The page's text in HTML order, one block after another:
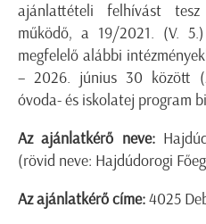
ajánlattételi felhívást
működő, a 19/2021. (V.
megfelelő alábbi
– 2026. június 30 között
óvoda- és iskolatej program
Az ajánlatkérő neve:
(rövid neve: Hajdúdorogi
Az ajánlatkérő címe:4025